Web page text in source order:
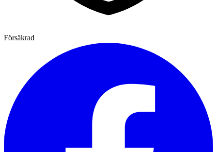
Försäkrad